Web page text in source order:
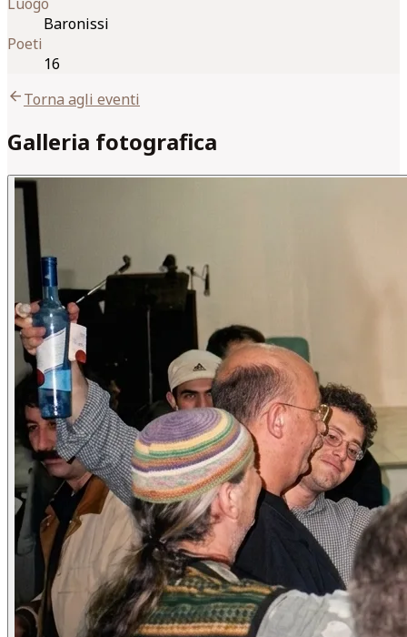
Baronissi
Poeti
16
arrow_backTorna agli eventi
Galleria fotografica